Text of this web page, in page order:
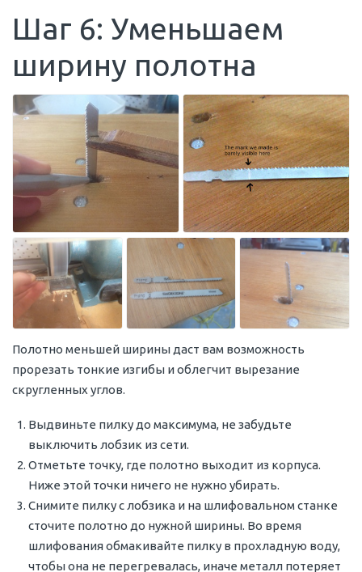
Шаг 6: Уменьшаем
ширину полотна
Полотно меньшей ширины даст вам возможность
прорезать тонкие изгибы и облегчит вырезание
скругленных углов.
Выдвиньте пилку до максимума, не забудьте
выключить лобзик из сети.
Отметьте точку, где полотно выходит из корпуса.
Ниже этой точки ничего не нужно убирать.
Снимите пилку с лобзика и на шлифовальном станке
сточите полотно до нужной ширины. Во время
шлифования обмакивайте пилку в прохладную воду,
чтобы она не перегревалась, иначе металл потеряет